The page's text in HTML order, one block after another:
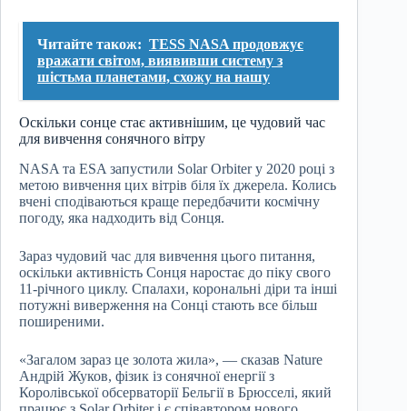
Читайте також: TESS NASA продовжує
вражати світом, виявивши систему з
шістьма планетами, схожу на нашу
Оскільки сонце стає активнішим, це чудовий час
для вивчення сонячного вітру
NASA та ESA запустили Solar Orbiter у 2020 році з
метою вивчення цих вітрів біля їх джерела. Колись
вчені сподіваються краще передбачити космічну
погоду, яка надходить від Сонця.
Зараз чудовий час для вивчення цього питання,
оскільки активність Сонця наростає до піку свого
11-річного циклу. Спалахи, корональні діри та інші
потужні виверження на Сонці стають все більш
поширеними.
«Загалом зараз це золота жила», — сказав Nature
Андрій Жуков, фізик із сонячної енергії з
Королівської обсерваторії Бельгії в Брюсселі, який